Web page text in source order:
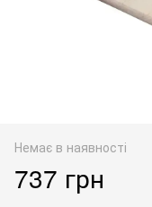
Немає в наявності
737 грн